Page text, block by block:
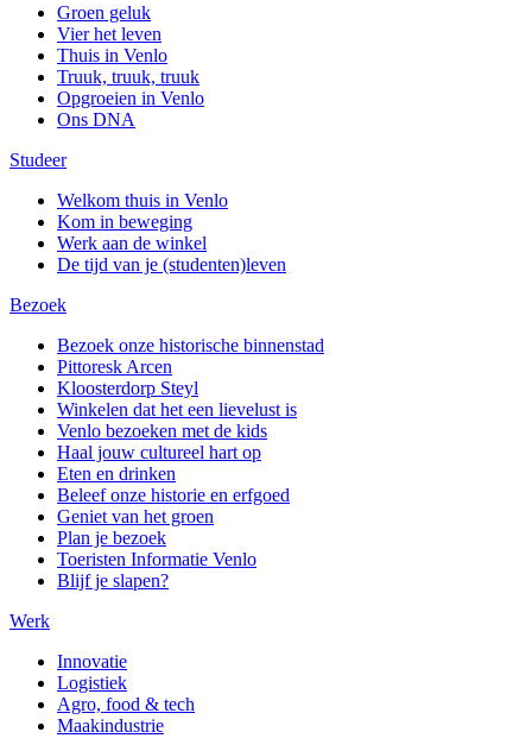
Groen geluk
Vier het leven
Thuis in Venlo
Truuk, truuk, truuk
Opgroeien in Venlo
Ons DNA
Studeer
Welkom thuis in Venlo
Kom in beweging
Werk aan de winkel
De tijd van je (studenten)leven
Bezoek
Bezoek onze historische binnenstad
Pittoresk Arcen
Kloosterdorp Steyl
Winkelen dat het een lievelust is
Venlo bezoeken met de kids
Haal jouw cultureel hart op
Eten en drinken
Beleef onze historie en erfgoed
Geniet van het groen
Plan je bezoek
Toeristen Informatie Venlo
Blijf je slapen?
Werk
Innovatie
Logistiek
Agro, food & tech
Maakindustrie